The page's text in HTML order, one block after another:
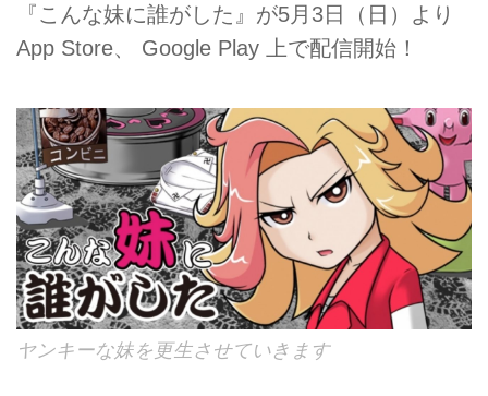
『こんな妹に誰がした』が5月3日（日）より
App Store、 Google Play 上で配信開始！
ヤンキーな妹を更生させていきます